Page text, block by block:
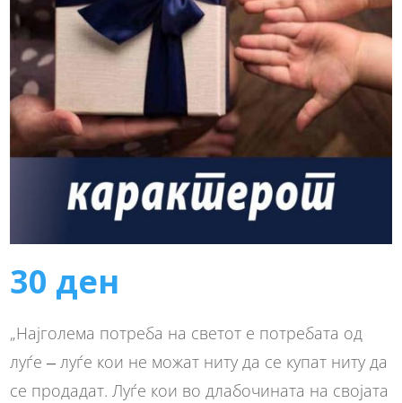
30 ден
„Најголема потреба на светот е потребата од
луѓе ‒ луѓе кои не можат ниту да се купат ниту да
се продадат. Луѓе кои во длабочината на својата